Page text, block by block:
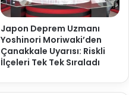
Japon Deprem Uzmanı
Yoshinori Moriwaki’den
Çanakkale Uyarısı: Riskli
İlçeleri Tek Tek Sıraladı